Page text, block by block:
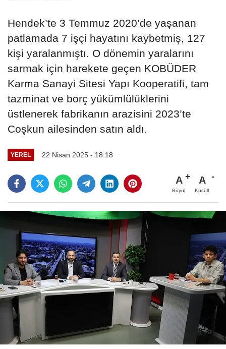
Hendek’te 3 Temmuz 2020’de yaşanan
patlamada 7 işçi hayatını kaybetmiş, 127
kişi yaralanmıştı. O dönemin yaralarını
sarmak için harekete geçen KOBÜDER
Karma Sanayi Sitesi Yapı Kooperatifi, tam
tazminat ve borç yükümlülüklerini
üstlenerek fabrikanın arazisini 2023’te
Coşkun ailesinden satın aldı.
YEREL 22 Nisan 2025 - 18:18
A
Büyüt
A
Küçült